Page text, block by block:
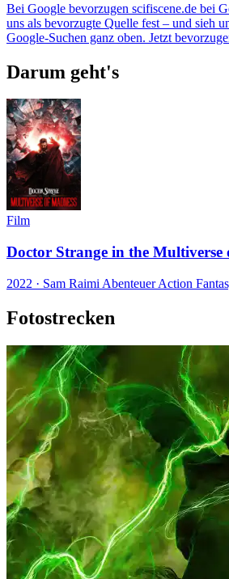
Bei Google bevorzugen scifiscene.de bei
uns als bevorzugte Quelle fest – und sieh
Google-Suchen ganz oben. Jetzt
Darum geht's
Film
Doctor Strange in the Multiverse
2022 · Sam Raimi Abenteuer Action
Fotostrecken